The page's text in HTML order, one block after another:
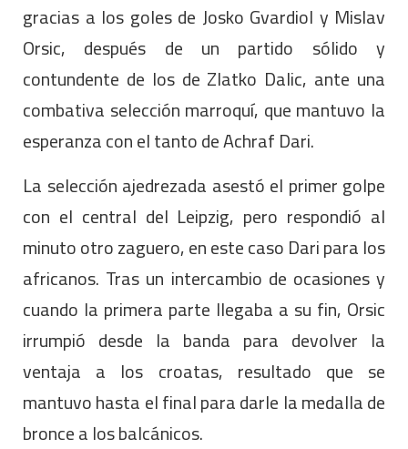
gracias a los goles de Josko Gvardiol y Mislav
Orsic, después de un partido sólido y
contundente de los de Zlatko Dalic, ante una
combativa selección marroquí, que mantuvo la
esperanza con el tanto de Achraf Dari.
La selección ajedrezada asestó el primer golpe
con el central del Leipzig, pero respondió al
minuto otro zaguero, en este caso Dari para los
africanos. Tras un intercambio de ocasiones y
cuando la primera parte llegaba a su fin, Orsic
irrumpió desde la banda para devolver la
ventaja a los croatas, resultado que se
mantuvo hasta el final para darle la medalla de
bronce a los balcánicos.